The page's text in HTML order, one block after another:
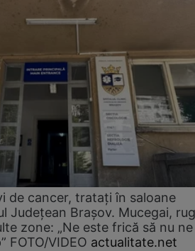
de cancer, tratați în saloane
Județean Brașov. Mucegai,
zone: „Ne este frică să nu ne
FOTO/VIDEO actualitate.net